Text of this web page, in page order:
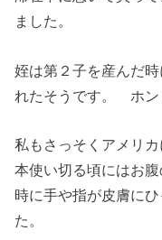
ました。
姪は第２子を産んだ
れたそうです。 ホン
私もさっそくアメリ
本使い切る頃にはお
時に手や指が皮膚に
た。